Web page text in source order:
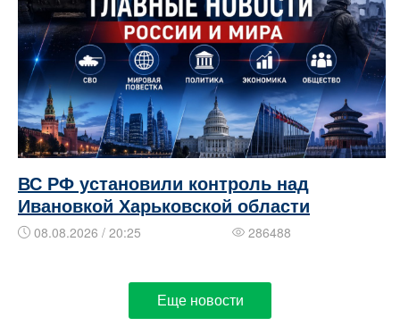
ВС РФ установили контроль над
Ивановкой Харьковской области
08.08.2026 / 20:25 286488
Еще новости